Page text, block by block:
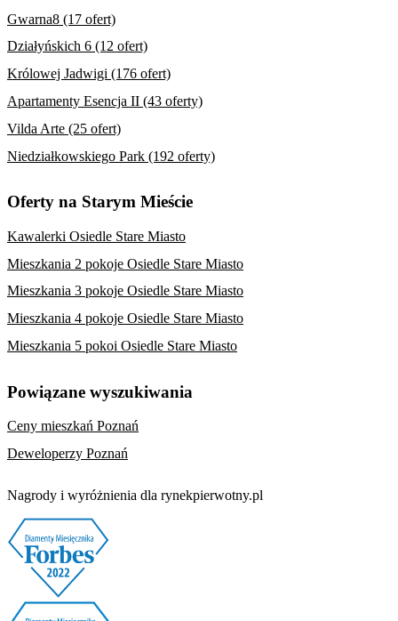
Gwarna8 (17 ofert)
Działyńskich 6 (12 ofert)
Królowej Jadwigi (176 ofert)
Apartamenty Esencja II (43 oferty)
Vilda Arte (25 ofert)
Niedziałkowskiego Park (192 oferty)
Oferty na Starym Mieście
Kawalerki Osiedle Stare Miasto
Mieszkania 2 pokoje Osiedle Stare Miasto
Mieszkania 3 pokoje Osiedle Stare Miasto
Mieszkania 4 pokoje Osiedle Stare Miasto
Mieszkania 5 pokoi Osiedle Stare Miasto
Powiązane wyszukiwania
Ceny mieszkań Poznań
Deweloperzy Poznań
Nagrody i wyróżnienia dla rynekpierwotny.pl